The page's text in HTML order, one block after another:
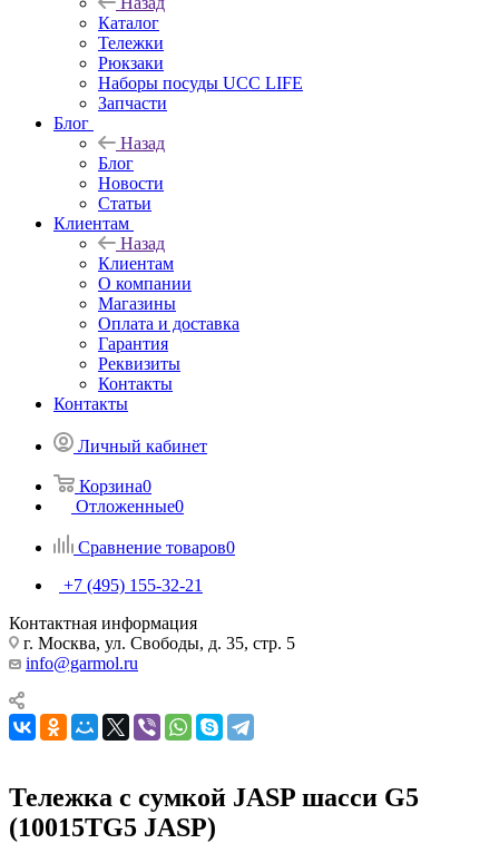
Каталог
Тележки
Рюкзаки
Наборы посуды UCC LIFE
Запчасти
Блог
Назад
Блог
Новости
Статьи
Клиентам
Назад
Клиентам
О компании
Магазины
Оплата и доставка
Гарантия
Реквизиты
Контакты
Контакты
Личный кабинет
Корзина0
Отложенные0
Сравнение товаров0
+7 (495) 155-32-21
Контактная информация
г. Москва, ул. Свободы, д. 35, стр. 5
info@garmol.ru
Тележка с сумкой JASP шасси G5
(10015TG5 JASP)